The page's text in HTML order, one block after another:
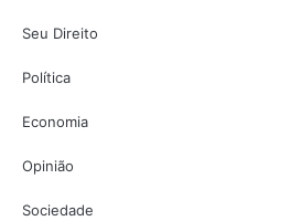
Seu Direito
Política
Economia
Opinião
Sociedade